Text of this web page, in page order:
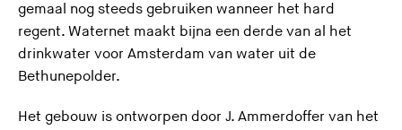
gemaal nog steeds gebruiken wanneer het hard
regent. Waternet maakt bijna een derde van al het
drinkwater (
U
e
voor Amsterdam van water uit de
Bethunepolder.
Het gebouw is ontworpen door J. Ammerdoffer van het